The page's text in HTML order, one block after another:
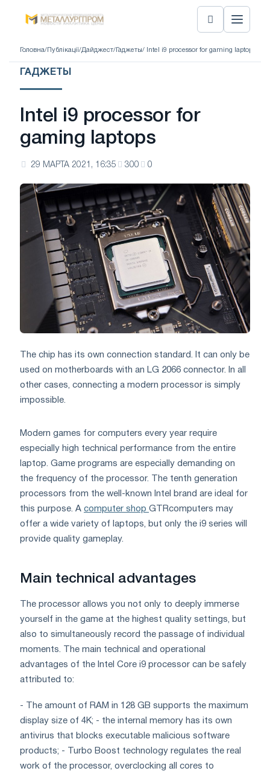
Головна/ Публікації/Дайджест/ Гаджеты/ Intel i9 processor for gaming laptops
ГАДЖЕТЫ
Intel i9 processor for
gaming laptops
29 МАРТА 2021, 16:35 300 0
The chip has its own connection standard. It can only be
used on motherboards with an LG 2066 connector. In all
other cases, connecting a modern processor is simply
impossible.
Modern games for computers every year require
especially high technical performance from the entire
laptop. Game programs are especially demanding on
the frequency of the processor. The tenth generation
processors from the well-known Intel brand are ideal for
this purpose. A computer shop GTRcomputers may
offer a wide variety of laptops, but only the i9 series will
provide quality gameplay.
Main technical advantages
The processor allows you not only to deeply immerse
yourself in the game at the highest quality settings, but
also to simultaneously record the passage of individual
moments. The main technical and operational
advantages of the Intel Core i9 processor can be safely
attributed to:
- The amount of RAM in 128 GB supports the maximum
display size of 4K; - the internal memory has its own
antivirus that blocks executable malicious software
products; - Turbo Boost technology regulates the real
work of the processor, overclocking all cores to